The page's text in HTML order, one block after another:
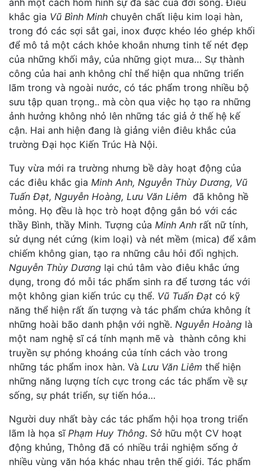
khắc gia Vũ Bình Minh chuyên chất liệu kim loại hàn,
trong đó các sợi sắt gai, inox được khéo léo ghép khối
để mô tả một cách khỏe khoắn nhưng tinh tế nét đẹp
của những khối mây, của những giọt mưa… Sự thành
công của hai anh không chỉ thể hiện qua những triển
lãm trong và ngoài nước, có tác phẩm trong nhiều bộ
sưu tập quan trọng.. mà còn qua việc họ tạo ra những
ảnh hưởng không nhỏ lên những tác giả ở thế hệ kế
cận. Hai anh hiện đang là giảng viên điêu khắc của
trường Đại học Kiến Trúc Hà Nội.
Tuy vừa mới ra trường nhưng bề dày hoạt động của
các điêu khắc gia Minh Anh, Nguyễn Thùy Dương, Vũ
Tuấn Đạt, Nguyễn Hoàng, Lưu Văn Liêm đã không hề
mỏng. Họ đều là học trò hoạt động gắn bó với các
thầy Bình, thầy Minh. Tượng của Minh Anh rất nữ tính,
sử dụng nét cứng (kim loại) và nét mềm (mica) để xâm
chiếm không gian, tạo ra những câu hỏi đối nghịch.
Nguyễn Thùy Dương lại chú tâm vào điêu khắc ứng
dụng, trong đó mỗi tác phẩm sinh ra để tương tác với
một không gian kiến trúc cụ thể. Vũ Tuấn Đạt có kỹ
năng thể hiện rất ấn tượng và tác phẩm chứa không ít
những hoài bão danh phận với nghề. Nguyễn Hoàng là
một nam nghệ sĩ cá tính mạnh mẽ và thành công khi
truyền sự phóng khoáng của tính cách vào trong
những tác phẩm inox hàn. Và Lưu Văn Liêm thể hiện
những năng lượng tích cực trong các tác phẩm về sự
sống, sự phát triển, sự tiến hóa…
Người duy nhất bày các tác phẩm hội họa trong triển
lãm là họa sĩ Phạm Huy Thông. Sở hữu một CV hoạt
động khủng, Thông đã có nhiều trải nghiệm sống ở
nhiều vùng văn hóa khác nhau trên thế giới. Tác phẩm